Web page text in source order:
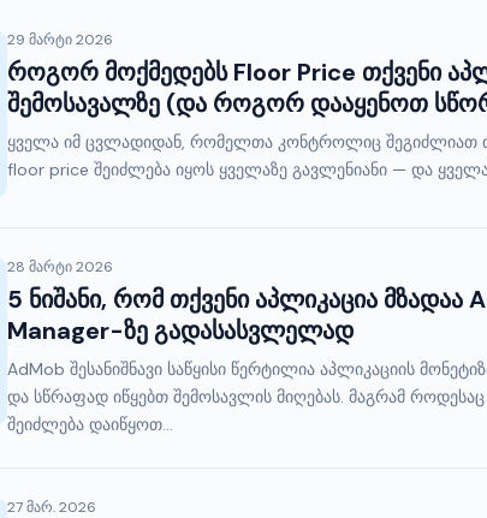
29 მარტი 2026
როგორ მოქმედებს Floor Price თქვენი
შემოსავალზე (და როგორ დააყენოთ
ყველა იმ ცვლადიდან, რომელთა კონტროლიც შეგიძლიათ
floor price შეიძლება იყოს ყველაზე გავლენიანი — და
28 მარტი 2026
5 ნიშანი, რომ თქვენი აპლიკაცია მზადაა
Manager-ზე გადასასვლელად
AdMob შესანიშნავი საწყისი წერტილია აპლიკაციის
და სწრაფად იწყებთ შემოსავლის მიღებას. მაგრამ
შეიძლება დაიწყოთ...
27 მარ. 2026